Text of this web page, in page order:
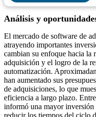
Análisis y
El mercado de software de
atrayendo importantes
cambian su enfoque hacia la
adquisición y el logro de la
automatización.
han aumentado sus
de adquisiciones, lo que
eficiencia a largo plazo.
informó una mayor inversión
reducir los tiempos del ciclo